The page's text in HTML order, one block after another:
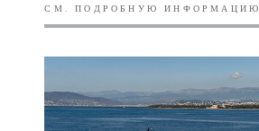
СМ. ПОДРОБНУЮ ИНФОРМАЦИЮ